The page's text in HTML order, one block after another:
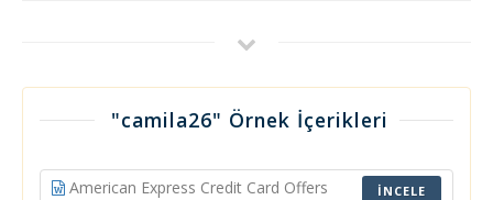
"camila26" Örnek İçerikleri
American Express Credit Card Offers İNCELE